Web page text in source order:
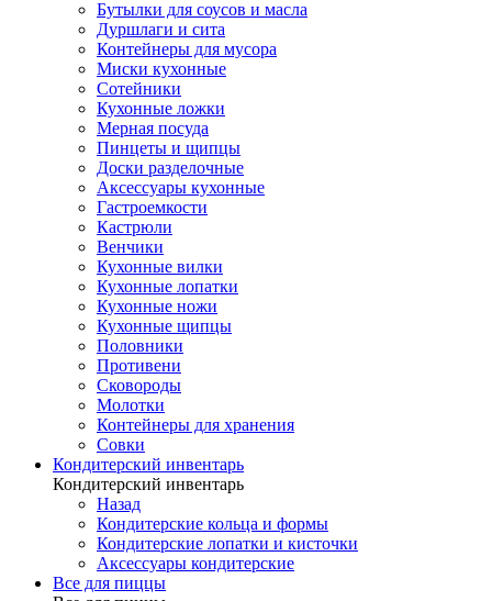
Бутылки для соусов и масла
Дуршлаги и сита
Контейнеры для мусора
Миски кухонные
Сотейники
Кухонные ложки
Мерная посуда
Пинцеты и щипцы
Доски разделочные
Аксессуары кухонные
Гастроемкости
Кастрюли
Венчики
Кухонные вилки
Кухонные лопатки
Кухонные ножи
Кухонные щипцы
Половники
Противени
Сковороды
Молотки
Контейнеры для хранения
Совки
Кондитерский инвентарь
Кондитерский инвентарь
Назад
Кондитерские кольца и формы
Кондитерские лопатки и кисточки
Аксессуары кондитерские
Все для пиццы